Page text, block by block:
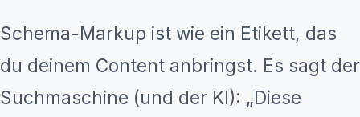
Schema-Markup ist wie ein Etikett, das
du deinem Content anbringst. Es sagt der
Suchmaschine (und der KI): „Diese